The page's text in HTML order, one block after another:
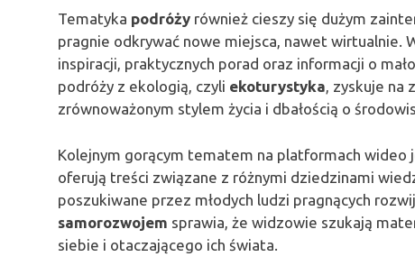
Tematyka podróży również cieszy się dużym
pragnie odkrywać nowe miejsca, nawet wirtualnie.
inspiracji, praktycznych porad oraz informacji o
podróży z ekologią, czyli ekoturystyka, zyskuje na
zrównoważonym stylem życia i dbałością o
Kolejnym gorącym tematem na platformach wideo
oferują treści związane z różnymi dziedzinami
poszukiwane przez młodych ludzi pragnących
samorozwojem sprawia, że widzowie szukają
siebie i otaczającego ich świata.